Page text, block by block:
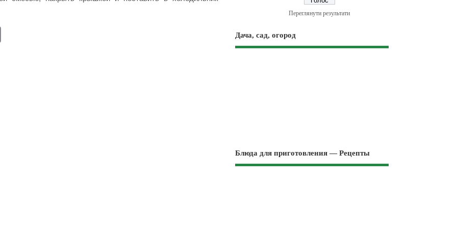
Переглянути результати
Дача, сад, огород
Блюда для приготовления — Рецепты